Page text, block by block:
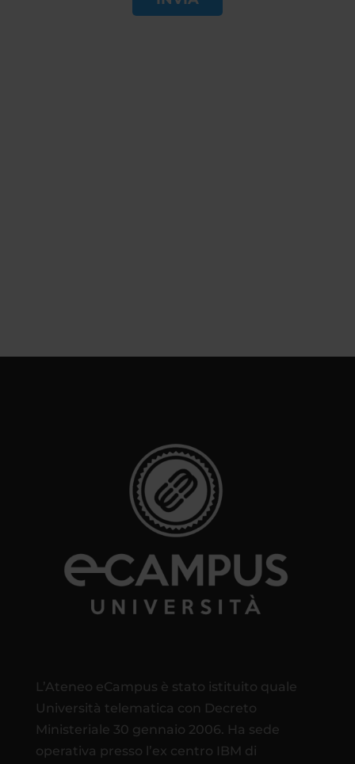
L’Ateneo eCampus è stato istituito quale
Università telematica con Decreto
Ministeriale 30 gennaio 2006. Ha sede
operativa presso l’ex centro IBM di